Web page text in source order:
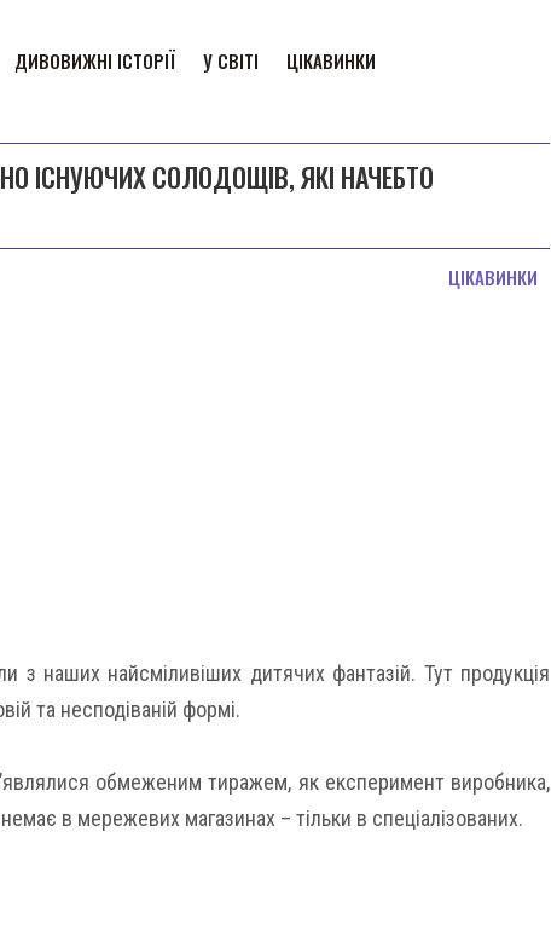
ДИВОВИЖНІ ІСТОРІЇ У СВІТІ ЦІКАВИНКИ
ІСНУЮЧИХ СОЛОДОЩІВ, ЯКІ НАЧЕБТО
ЦІКАВИНКИ
з наших найсміливіших дитячих фантазій. Тут продукція
та несподіваній формі.
обмеженим тиражем, як експеримент виробника,
в мережевих магазинах – тільки в спеціалізованих.